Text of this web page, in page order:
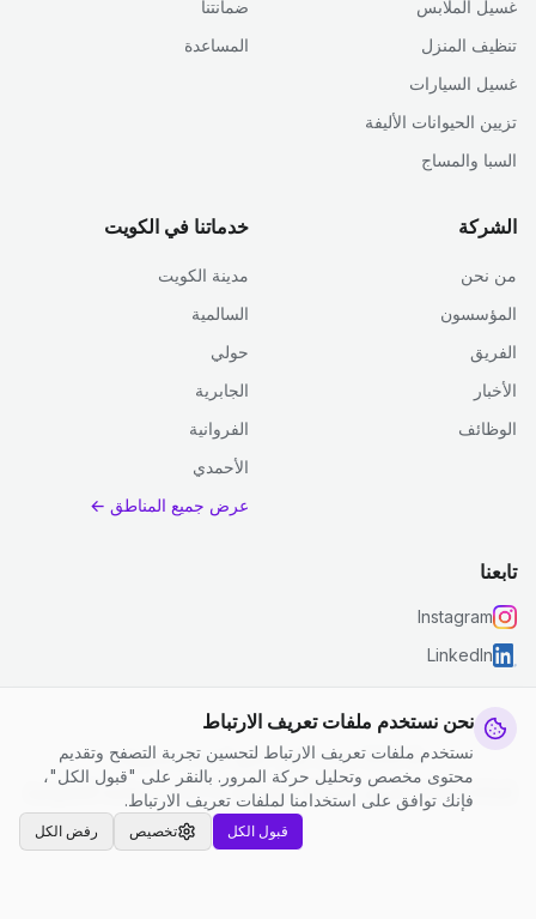
نحن نستخدم ملفات تعريف الارتباط
نستخدم ملفات تعريف الارتباط لتحسين تجربة التصفح وتقديم
محتوى مخصص وتحليل حركة المرور. بالنقر على "قبول الكل"،
فإنك توافق على استخدامنا لملفات تعريف الارتباط.
رفض الكل تخصيص قبول الكل
غسيل الملابس
تنظيف المنزل
غسيل السيارات
تزيين الحيوانات الأليفة
السبا والمساج
ضمانتنا
المساعدة
الشركة
من نحن
المؤسسون
الفريق
الأخبار
الوظائف
خدماتنا في الكويت
مدينة الكويت
السالمية
حولي
الجابرية
الفروانية
الأحمدي
عرض جميع المناطق ←
تابعنا
Instagram
LinkedIn
© 2026 جست كلين. جميع الحقوق محفوظة.
سياسة الخصوصية
الشروط والأحكام | إعدادات ملفات تعريف الارتباط